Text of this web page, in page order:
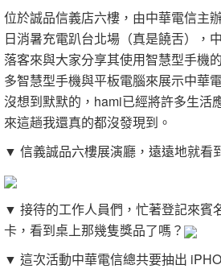
位於誠品信義店六樓，由中華電信主
日消暑充電趴台北場（真是饒舌），
落客來與大家分享其使用智慧型手機
多智慧型手機與平板電腦來展示中華
沒想到默默的，hami已經將許多生活
來這趟我還真的都沒發現到。
▼ 信義誠品六樓展演廳，遠遠地就看
▼ 接待的工作人員們，忙著登記來賓
卡，看到桌上那幾隻獎品了嗎？
▼ 這次活動中華電信總共要抽出